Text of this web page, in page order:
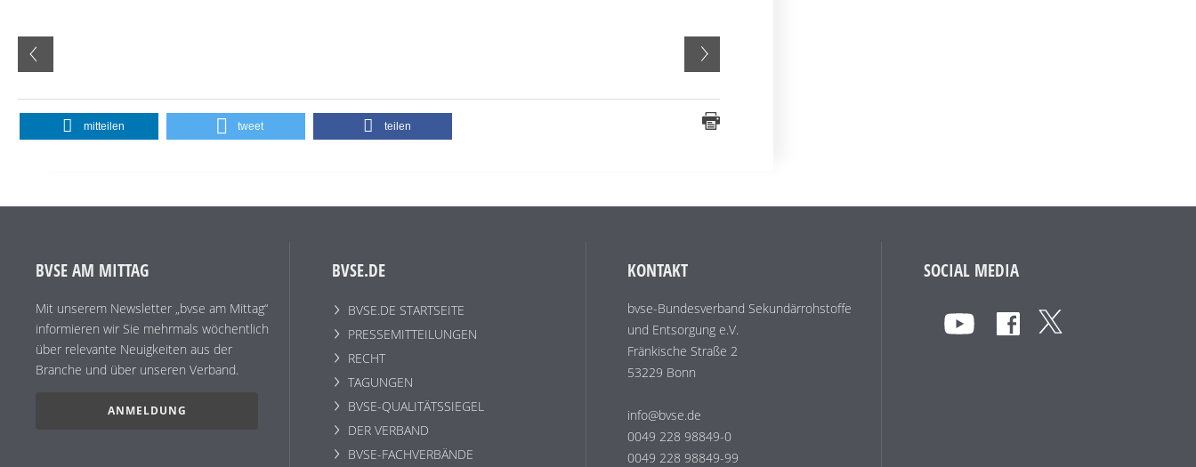
mitteilen tweet teilen
BVSE AM MITTAG
Mit unserem Newsletter „bvse am Mittag“
informieren wir Sie mehrmals wöchentlich
über relevante Neuigkeiten aus der
Branche und über unseren Verband.
ANMELDUNG
BVSE.DE
BVSE.DE STARTSEITE
PRESSEMITTEILUNGEN
RECHT
TAGUNGEN
BVSE-QUALITÄTSSIEGEL
DER VERBAND
BVSE-FACHVERBÄNDE
KONTAKT
bvse-Bundesverband Sekundärrohstoffe
und Entsorgung e.V.
Fränkische Straße 2
53229 Bonn
info@bvse.de
0049 228 98849-0
0049 228 98849-99
SOCIAL MEDIA